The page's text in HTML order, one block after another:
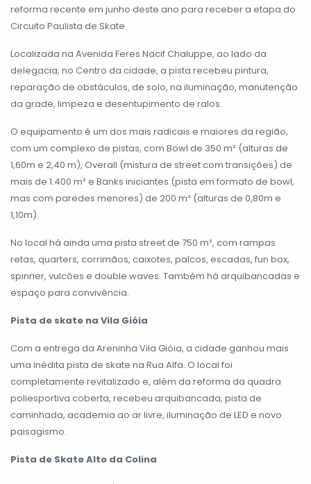
reforma recente em junho deste ano para receber a etapa do
Circuito Paulista de Skate.
Localizada na Avenida Feres Nacif Chaluppe, ao lado da
delegacia, no Centro da cidade, a pista recebeu pintura,
reparação de obstáculos, de solo, na iluminação, manutenção
da grade, limpeza e desentupimento de ralos.
O equipamento é um dos mais radicais e maiores da região,
com um complexo de pistas, com Bowl de 350 m² (alturas de
1,60m e 2,40 m), Overall (mistura de street com transições) de
mais de 1.400 m² e Banks iniciantes (pista em formato de bowl,
mas com paredes menores) de 200 m² (alturas de 0,80m e
1,10m).
No local há ainda uma pista street de 750 m², com rampas
retas, quarters, corrimãos, caixotes, palcos, escadas, fun box,
spinner, vulcões e double waves. Também há arquibancadas e
espaço para convivência.
Pista de skate na Vila Gióia
Com a entrega da Areninha Vila Gióia, a cidade ganhou mais
uma inédita pista de skate na Rua Alfa. O local foi
completamente revitalizado e, além da reforma da quadra
poliesportiva coberta, recebeu arquibancada, pista de
caminhada, academia ao ar livre, iluminação de LED e novo
paisagismo.
Pista de Skate Alto da Colina